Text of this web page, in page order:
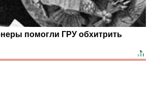
помогли ГРУ обхитрить